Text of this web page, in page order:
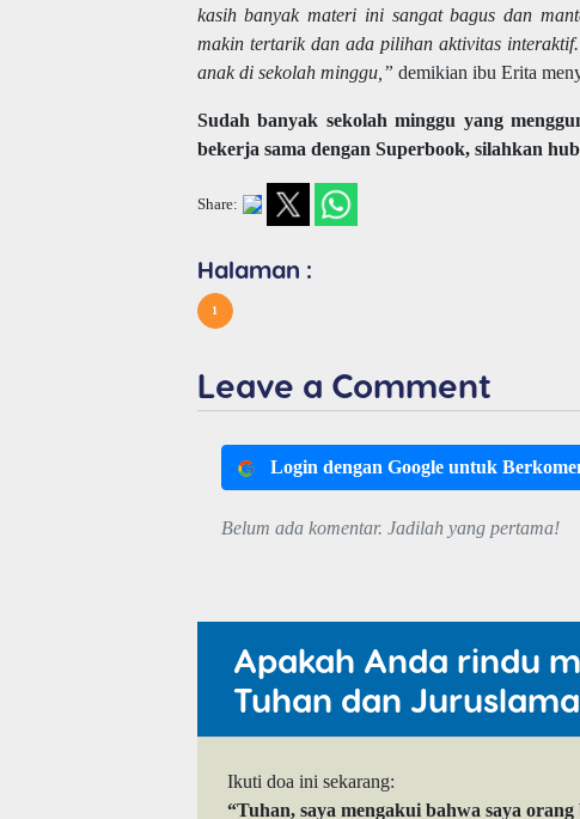
kasih banyak materi ini sangat bagus dan
makin tertarik dan ada pilihan aktivitas
anak di sekolah minggu,” demikian ibu Erita
Sudah banyak sekolah minggu yang
bekerja sama dengan Superbook, silahkan
Share:
Halaman :
1
Leave a Comment
Login dengan Google untuk
Belum ada komentar. Jadilah yang pertama!
Apakah Anda rindu
Tuhan dan
Ikuti doa ini sekarang: